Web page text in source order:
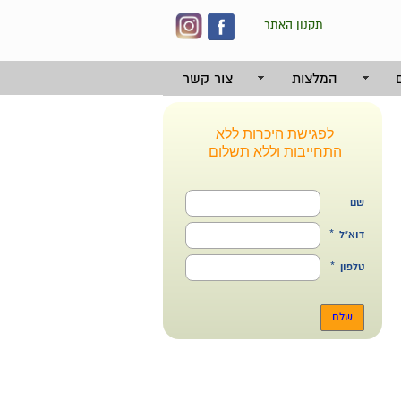
תקנון האתר
המלצות צור קשר
לפגישת היכרות ללא
התחייבות וללא תשלום